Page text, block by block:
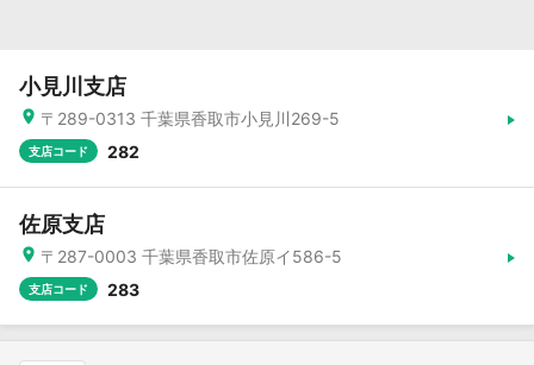
小見川支店
〒289-0313 千葉県香取市小見川269-5
支店コード 282
佐原支店
〒287-0003 千葉県香取市佐原イ586-5
支店コード 283